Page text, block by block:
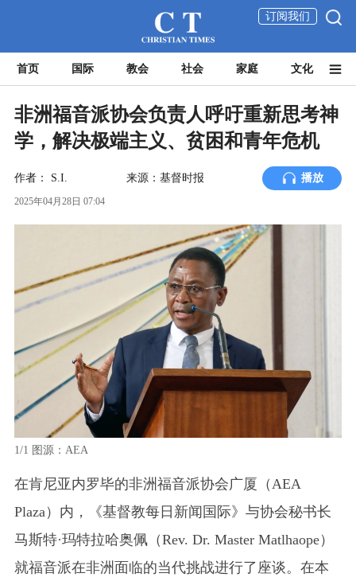
订阅我们
首页 国际 教会 社会 家庭 文化
非洲福音派协会负责人呼吁重新思考神
学，解决极端主义、贫困和青年危机
作者： S.I. 来源：基督时报 播放
2025年04月28日 07:04
1/1 图源：AEA
在肯尼亚内罗毕的非洲福音派协会广厦 （AEA
Plaza） 内，《基督教每日新闻国际》与协会秘书长
马斯特·玛特拉哈奥佩（Rev. Dr. Master Matlhaope）
就福音派在非洲面临的当代挑战进行了座谈。在本